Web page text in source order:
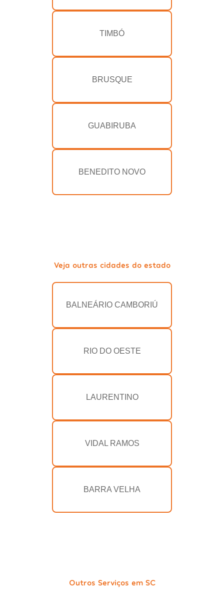
TIMBÓ
BRUSQUE
GUABIRUBA
BENEDITO NOVO
Veja outras cidades do estado
BALNEÁRIO CAMBORIÚ
RIO DO OESTE
LAURENTINO
VIDAL RAMOS
BARRA VELHA
Outros Serviços em SC